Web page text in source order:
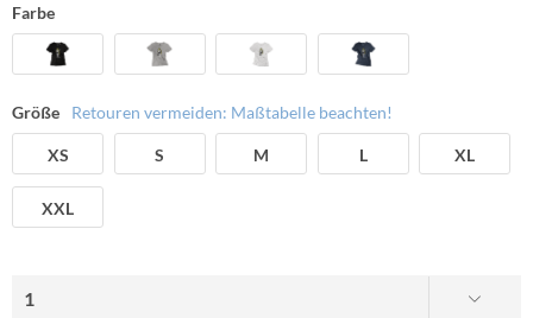
Farbe
Größe Retouren vermeiden: Maßtabelle beachten!
XS S M L XL
XXL